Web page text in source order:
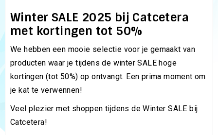
Winter SALE 2025 bij Catcetera
met kortingen tot 50%
We hebben een mooie selectie voor je gemaakt van
producten waar je tijdens de winter SALE hoge
kortingen (tot 50%) op ontvangt. Een prima moment om
je kat te verwennen!
Veel plezier met shoppen tijdens de Winter SALE bij
Catcetera!